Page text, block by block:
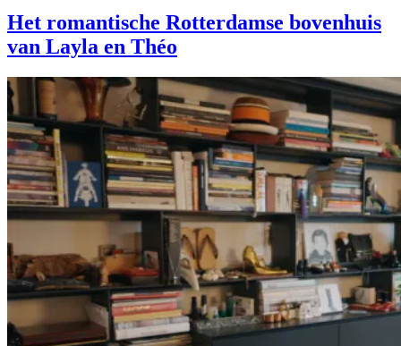
Het romantische Rotterdamse bovenhuis
van Layla en Théo